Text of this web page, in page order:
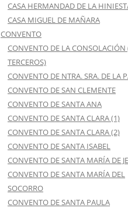
CASA HERMANDAD DE LA
CASA MIGUEL DE MAÑARA
CONVENTO
CONVENTO DE LA CONSOLACIÓN
TERCEROS)
CONVENTO DE NTRA. SRA. DE LA
CONVENTO DE SAN CLEMENTE
CONVENTO DE SANTA ANA
CONVENTO DE SANTA CLARA (1)
CONVENTO DE SANTA CLARA (2)
CONVENTO DE SANTA ISABEL
CONVENTO DE SANTA MARÍA DE
CONVENTO DE SANTA MARÍA DEL
SOCORRO
CONVENTO DE SANTA PAULA